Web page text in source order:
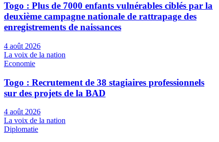
Togo : Plus de 7000 enfants vulnérables ciblés par la
deuxième campagne nationale de rattrapage des
enregistrements de naissances
4 août 2026
La voix de la nation
Economie
Togo : Recrutement de 38 stagiaires professionnels
sur des projets de la BAD
4 août 2026
La voix de la nation
Diplomatie